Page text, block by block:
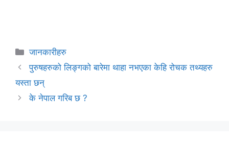
Categories
जानकारीहरु
पुरुषहरुको लिङ्गको बारेमा थाहा नभएका केहि रोचक तथ्यहरु
यस्ता छन्
के नेपाल गरिब छ ?